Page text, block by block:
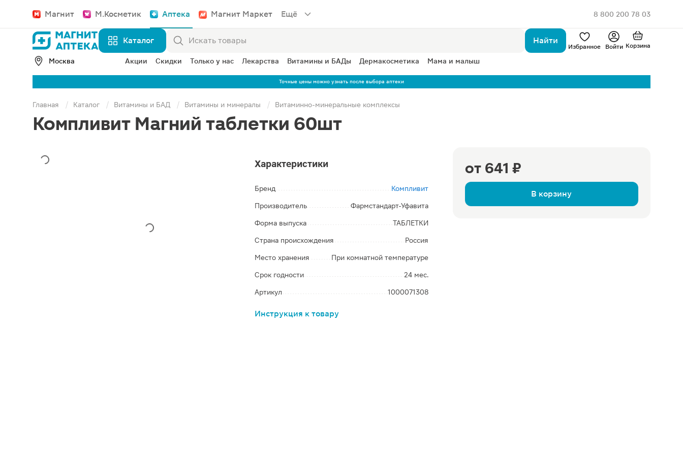
Магнит М.Косметик Аптека Магнит Маркет Ещё 8 800 200 78 03
Каталог Найти
Избранное Войти Корзина
Москва Акции Скидки Только у нас Лекарства Витамины и БАДы Дермакосметика Мама и малыш
Точные цены можно узнать после выбора аптеки
Главная Каталог Витамины и БАД Витамины и минералы Витаминно-минеральные комплексы
Компливит Магний таблетки 60шт
от 641 ₽
В корзину
Характеристики
Бренд Компливит
Производитель Фармстандарт-Уфавита
Форма выпуска ТАБЛЕТКИ
Страна происхождения Россия
Место хранения При комнатной температуре
Срок годности 24 мес.
Артикул 1000071308
Инструкция к товару